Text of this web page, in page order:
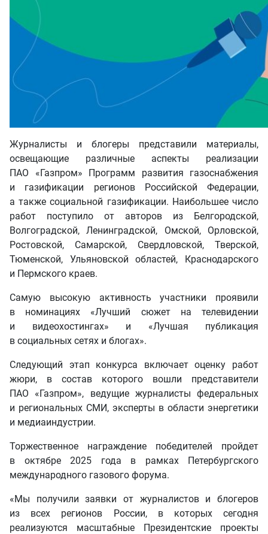
Журналисты и блогеры представили материалы,
освещающие различные аспекты реализации
ПАО «Газпром» Программ развития газоснабжения
и газификации регионов Российской Федерации,
а также социальной газификации. Наибольшее число
работ поступило от авторов из Белгородской,
Волгоградской, Ленинградской, Омской, Орловской,
Ростовской, Самарской, Свердловской, Тверской,
Тюменской, Ульяновской областей, Краснодарского
и Пермского краев.
Самую высокую активность участники проявили
в номинациях «Лучший сюжет на телевидении
и видеохостингах» и «Лучшая публикация
в социальных сетях и блогах».
Следующий этап конкурса включает оценку работ
жюри, в состав которого вошли представители
ПАО «Газпром», ведущие журналисты федеральных
и региональных СМИ, эксперты в области энергетики
и медиаиндустрии.
Торжественное награждение победителей пройдет
в октябре 2025 года в рамках Петербургского
международного газового форума.
«Мы получили заявки от журналистов и блогеров
из всех регионов России, в которых сегодня
реализуются масштабные Президентские проекты